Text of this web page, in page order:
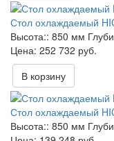
Стол охлаждаемый
Высота:: 850 мм
252 732 руб.
В корзину
Стол охлаждаемый
Высота:: 850 мм